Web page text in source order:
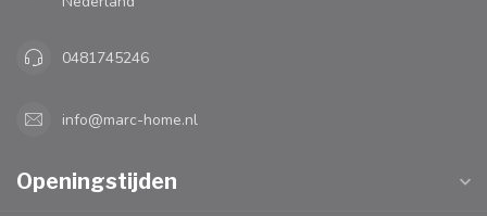
0481745246
info@marc-home.nl
Openingstijden